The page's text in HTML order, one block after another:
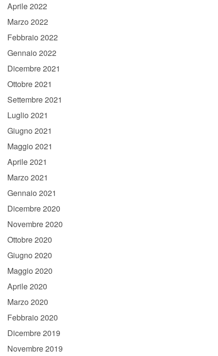
Aprile 2022
Marzo 2022
Febbraio 2022
Gennaio 2022
Dicembre 2021
Ottobre 2021
Settembre 2021
Luglio 2021
Giugno 2021
Maggio 2021
Aprile 2021
Marzo 2021
Gennaio 2021
Dicembre 2020
Novembre 2020
Ottobre 2020
Giugno 2020
Maggio 2020
Aprile 2020
Marzo 2020
Febbraio 2020
Dicembre 2019
Novembre 2019